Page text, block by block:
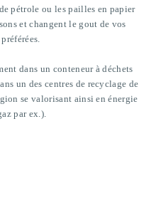
pétrole ou les pailles en papier
et changent le gout de vos
dans un conteneur à déchets
un des centres de recyclage de
se valorisant ainsi en énergie
par ex.).